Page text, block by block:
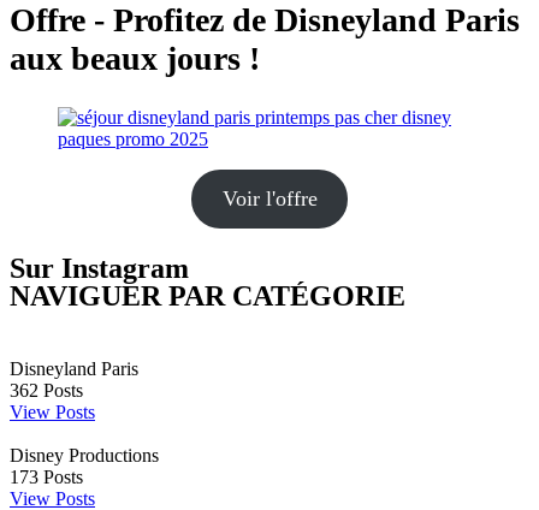
Offre - Profitez de Disneyland Paris
aux beaux jours !
Voir l'offre
Sur Instagram
NAVIGUER PAR CATÉGORIE
Disneyland Paris
362 Posts
View Posts
Disney Productions
173 Posts
View Posts